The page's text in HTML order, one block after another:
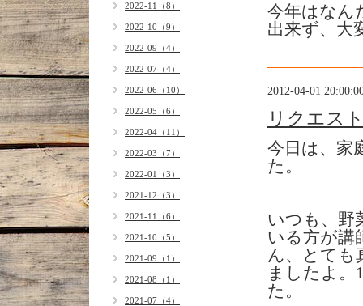
今年はなん
出来ず、大
2012-04-01
リクエス
今日は、家
た。
いつも、野
いる方が講
ん、とても
ましたよ。
た。
2022-11（8）
2022-10（9）
2022-09（4）
2022-07（4）
2022-06（10）
2022-05（6）
2022-04（11）
2022-03（7）
2022-01（3）
2021-12（3）
2021-11（6）
2021-10（5）
2021-09（1）
2021-08（1）
2021-07（4）